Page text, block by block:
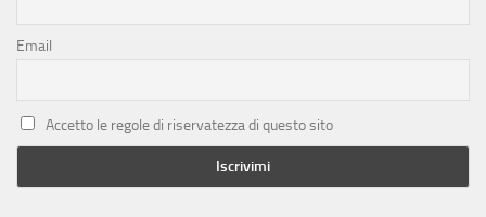
Email
Accetto le regole di riservatezza di questo sito